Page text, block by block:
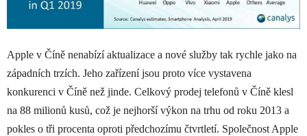
Apple v Číně nenabízí aktualizace a nové služby tak rychle jako na
západních trzích. Jeho zařízení jsou proto více vystavena
konkurenci v Číně než jinde. Celkový prodej telefonů v Číně klesl
na 88 milionů kusů, což je nejhorší výkon na trhu od roku 2013 a
pokles o tři procenta oproti předchozímu čtvrtletí. Společnost Apple